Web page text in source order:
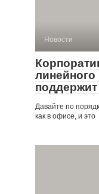
Новости
линейного
поддержит
Давайте по
как в офисе, и это